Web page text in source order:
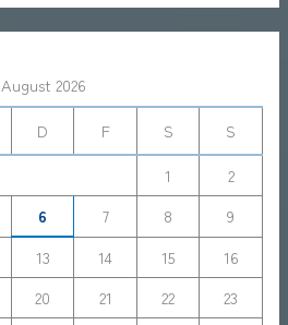
August 2026
D F S
S
1
2
6 7 8
9
13 14 15
16
20 21 22
23